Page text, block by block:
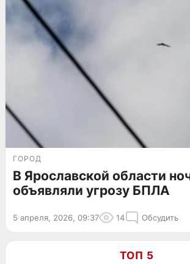
ГОРОД
В Ярославской области
объявляли угрозу БПЛА
5 апреля, 2026, 09:37 14 Обсудить
ТОП 5